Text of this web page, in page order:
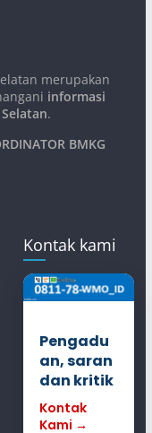
merupakan
informasi
.
BMKG
Kontak kami
Pengadu
an, saran
dan kritik
Kontak
Kami →